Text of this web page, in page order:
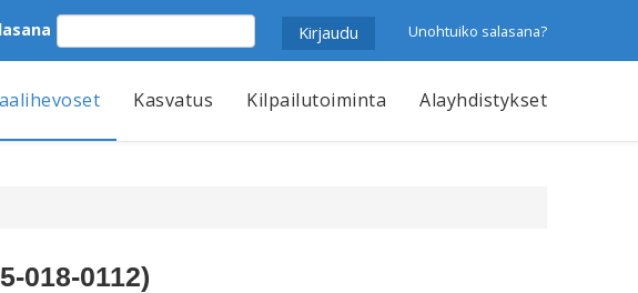
Unohtuiko salasana?
Kasvatus Kilpailutoiminta Alayhdistykset
018-0112)